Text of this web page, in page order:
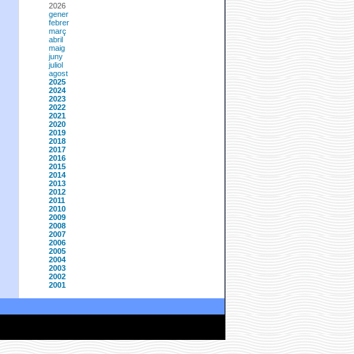
2026
gener
febrer
març
abril
maig
juny
juliol
agost
2025
2024
2023
2022
2021
2020
2019
2018
2017
2016
2015
2014
2013
2012
2011
2010
2009
2008
2007
2006
2005
2004
2003
2002
2001